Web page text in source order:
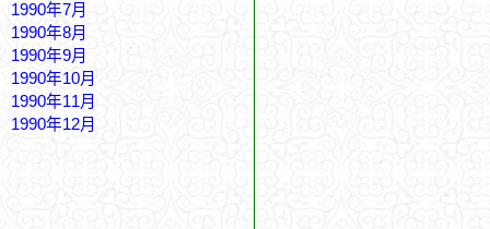
1990年7月
1990年8月
1990年9月
1990年10月
1990年11月
1990年12月